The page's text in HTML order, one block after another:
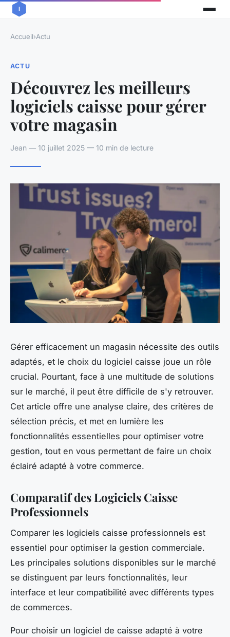
Accueil›Actu
ACTU
Découvrez les meilleurs
logiciels caisse pour gérer
votre magasin
Jean — 10 juillet 2025 — 10 min de lecture
Gérer efficacement un magasin nécessite des outils
adaptés, et le choix du logiciel caisse joue un rôle
crucial. Pourtant, face à une multitude de solutions
sur le marché, il peut être difficile de s'y retrouver.
Cet article offre une analyse claire, des critères de
sélection précis, et met en lumière les
fonctionnalités essentielles pour optimiser votre
gestion, tout en vous permettant de faire un choix
éclairé adapté à votre commerce.
Comparatif des Logiciels Caisse
Professionnels
Comparer les logiciels caisse professionnels est
essentiel pour optimiser la gestion commerciale.
Les principales solutions disponibles sur le marché
se distinguent par leurs fonctionnalités, leur
interface et leur compatibilité avec différents types
de commerces.
Pour choisir un logiciel de caisse adapté à votre